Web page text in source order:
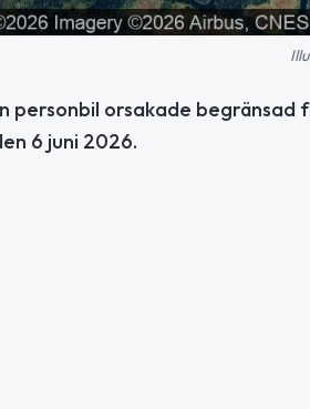
personbil orsakade
6 juni 2026.